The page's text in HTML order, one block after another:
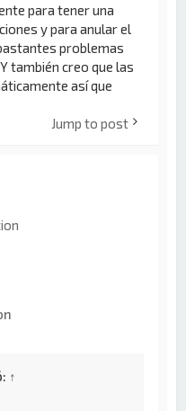
para tener una
y para anular el
problemas
también creo que las
así que
Jump to post
↑